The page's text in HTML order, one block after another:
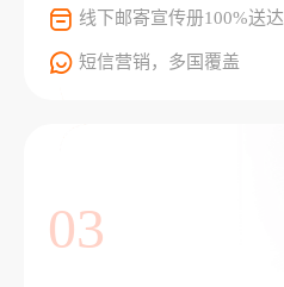
线下邮寄宣传册100%送达
短信营销，多国覆盖
03